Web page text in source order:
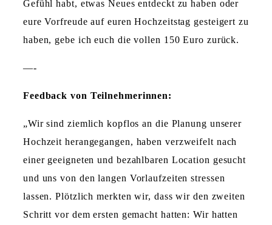
Gefühl habt, etwas Neues entdeckt zu haben oder
eure Vorfreude auf euren Hochzeitstag gesteigert zu
haben, gebe ich euch die vollen 150 Euro zurück.
—-
Feedback von Teilnehmerinnen:
„Wir sind ziemlich kopflos an die Planung unserer
Hochzeit herangegangen, haben verzweifelt nach
einer geeigneten und bezahlbaren Location gesucht
und uns von den langen Vorlaufzeiten stressen
lassen. Plötzlich merkten wir, dass wir den zweiten
Schritt vor dem ersten gemacht hatten: Wir hatten